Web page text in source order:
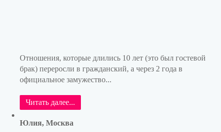
Отношения, которые длились 10 лет (это был гостевой
брак) переросли в гражданский, а через 2 года в
официальное замужество...
Читать далее...
Юлия, Москва